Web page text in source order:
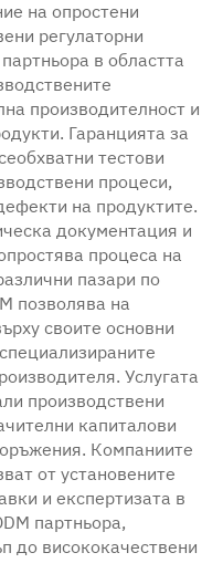
на опростени
регулаторни
в областта
производителност и
Гаранцията за
тестови
процеси,
на продуктите.
документация и
процеса на
пазари по
позволява на
своите основни
Услугата
производствени
капиталови
Компаниите
от установените
и експертизата в
партньора,
до висококачествени